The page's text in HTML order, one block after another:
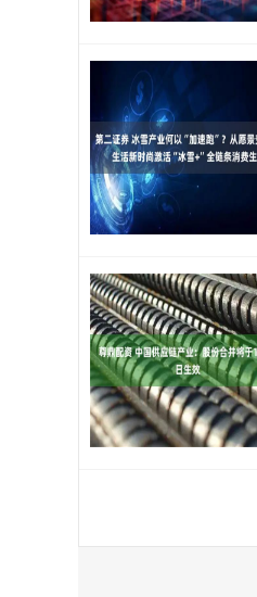
0.57% 深证成指